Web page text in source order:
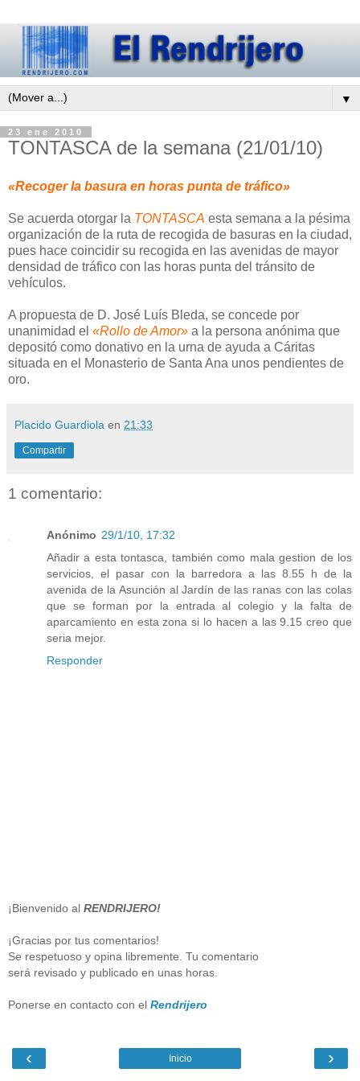
▼
23 ene 2010
TONTASCA de la semana (21/01/10)
«Recoger la basura en horas punta de tráfico»
Se acuerda otorgar la TONTASCA esta semana a la pésima
organización de la ruta de recogida de basuras en la ciudad,
pues hace coincidir su recogida en las avenidas de mayor
densidad de tráfico con las horas punta del tránsito de
vehículos.
A propuesta de D. José Luís Bleda, se concede por
unanimidad el «Rollo de Amor» a la persona anónima que
depositó como donativo en la urna de ayuda a Cáritas
situada en el Monasterio de Santa Ana unos pendientes de
oro.
Placido Guardiola en 21:33
Compartir
1 comentario:
Anónimo 29/1/10, 17:32
Añadir a esta tontasca, también como mala gestion de los
servicios, el pasar con la barredora a las 8.55 h de la
avenida de la Asunción al Jardín de las ranas con las colas
que se forman por la entrada al colegio y la falta de
aparcamiento en esta zona si lo hacen a las 9.15 creo que
seria mejor.
Responder
¡Bienvenido al RENDRIJERO!
¡Gracias por tus comentarios!
Se respetuoso y opina libremente. Tu comentario
será revisado y publicado en unas horas.
Ponerse en contacto con el Rendrijero
‹ ›
Inicio